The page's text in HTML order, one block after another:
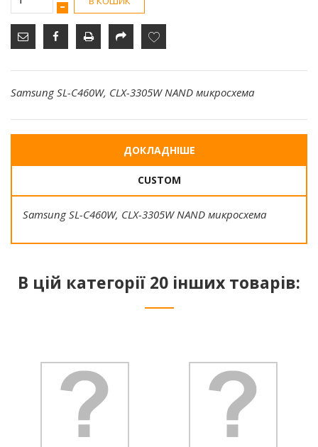
Samsung SL-C460W, CLX-3305W NAND микросхема
ДОКЛАДНІШЕ
CUSTOM
Samsung SL-C460W, CLX-3305W NAND микросхема
В цій категорії 20 інших товарів: